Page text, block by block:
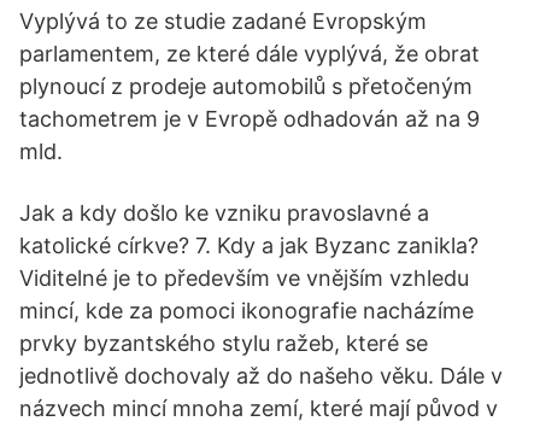
Vyplývá to ze studie zadané Evropským
parlamentem, ze které dále vyplývá, že obrat
plynoucí z prodeje automobilů s přetočeným
tachometrem je v Evropě odhadován až na 9
mld.
Jak a kdy došlo ke vzniku pravoslavné a
katolické církve? 7. Kdy a jak Byzanc zanikla?
Viditelné je to především ve vnějším vzhledu
mincí, kde za pomoci ikonografie nacházíme
prvky byzantského stylu ražeb, které se
jednotlivě dochovaly až do našeho věku. Dále v
názvech mincí mnoha zemí, které mají původ v